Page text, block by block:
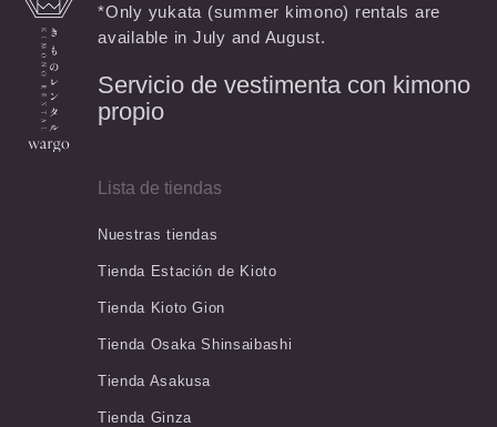
*Only yukata (summer kimono) rentals are
available in July and August.
Servicio de vestimenta con kimono
propio
Lista de tiendas
Nuestras tiendas
Tienda Estación de Kioto
Tienda Kioto Gion
Tienda Osaka Shinsaibashi
Tienda Asakusa
Tienda Ginza